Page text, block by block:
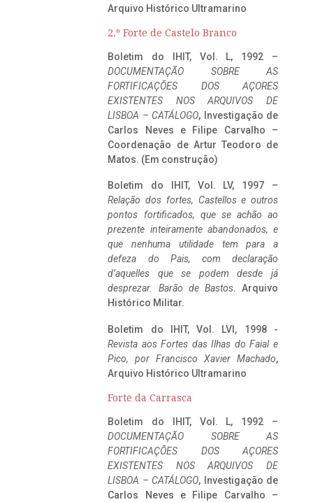
Arquivo Histórico Ultramarino
2.º Forte de Castelo Branco
Boletim do IHIT, Vol. L, 1992 –
DOCUMENTAÇÃO SOBRE AS
FORTIFICAÇÕES DOS AÇORES
EXISTENTES NOS ARQUIVOS DE
LISBOA – CATÁLOGO, Investigação de
Carlos Neves e Filipe Carvalho –
Coordenação de Artur Teodoro de
Matos. (Em construção)
Boletim do IHIT, Vol. LV, 1997 –
Relação dos fortes, Castellos e outros
pontos fortificados, que se achão ao
prezente inteiramente abandonados, e
que nenhuma utilidade tem para a
defeza do Pais, com declaração
d’aquelles que se podem desde já
desprezar. Barão de Bastos. Arquivo
Histórico Militar.
Boletim do IHIT, Vol. LVI, 1998 -
Revista aos Fortes das Ilhas do Faial e
Pico, por Francisco Xavier Machado,
Arquivo Histórico Ultramarino
Forte da Carrasca
Boletim do IHIT, Vol. L, 1992 –
DOCUMENTAÇÃO SOBRE AS
FORTIFICAÇÕES DOS AÇORES
EXISTENTES NOS ARQUIVOS DE
LISBOA – CATÁLOGO, Investigação de
Carlos Neves e Filipe Carvalho –